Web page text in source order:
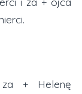
za + Helenę